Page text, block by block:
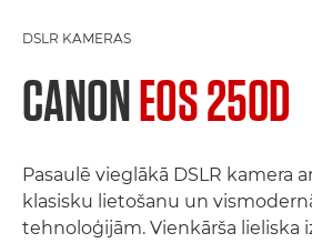
DSLR KAMERAS
CANONEOS 250D
Pasaulē vieglākā DSLR kamera
klasisku lietošanu un
tehnoloģijām. Vienkārša lieliska